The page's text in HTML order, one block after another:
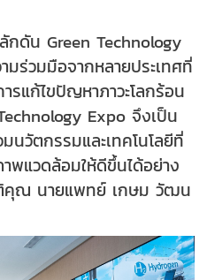
กดัน Green Technology
ร่วมมือจากหลายประเทศที่
รแก้ไขปัญหาภาวะโลกร้อน
Expo จึงเป็น
วัตกรรมและเทคโนโลยีที่
พแวดล้อมให้ดีขึ้นได้อย่าง
ติคุณ นายแพทย์ เกษม วัฒน